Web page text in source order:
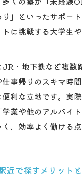
」といったサポー
トに挑戦する大学生
・地下鉄など複数
事帰りのスキマ時
利な立地です。実
業や他のアルバイ
、効率よく働ける
近で探すメリット